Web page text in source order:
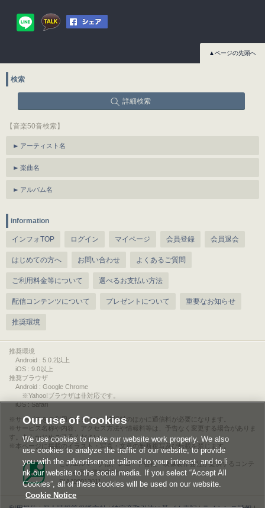
▲ページの先頭へ
検索
詳細検索
【音楽50音検索】
アーティスト名
楽曲名
アルバム名
information
インフォTOP ログイン マイページ 会員登録 会員退会
はじめての方へ お問い合わせ よくあるご質問
ご利用料金等について 選べるお支払い方法
配信コンテンツについて プレゼントについて 重要なお知らせ
推奨環境
推奨環境
Android : 5.0.2以上
iOS : 9.0以上
推奨ブラウザ
Android : Google Chrome
※Yahoo!ブラウザは非対応です。
iOS : Safari
サービスをご利用されるには、情報料のほかに通信料が必要になります。
サービス名称や内容、アクセス方法や情報料等は、予告なく変更する場合がありま
す。あらかじめご了承ください。
本ページに掲載のイラスト・写真・文章の無断複写及び転載を禁じます。
このエルマークは、レコード会社・映像製作会社が提供するコンテ
ンツを示す登録商標です。
RIAJ00013011
Our use of Cookies
We use cookies to make our website work properly. We also
use cookies to analyze the traffic of our website, to provide
you with the advertisement tailored to your interest, and to li
nk our website to the social media. If you select “Accept All
Cookies”, all of these cookies will be used on our website.
Cookie Notice